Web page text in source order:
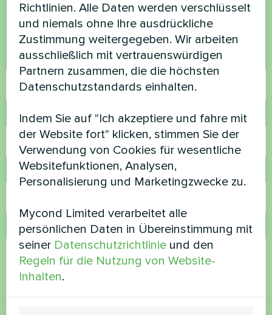
Kontaktieren Sie uns und wir werden Ihnen
helfen
Name
Rufnummer
E-Mail
Kommentar
Richtlinien. Alle Daten werden verschlüsselt
und niemals ohne Ihre ausdrückliche
Zustimmung weitergegeben. Wir arbeiten
ausschließlich mit vertrauenswürdigen
Partnern zusammen, die die höchsten
Datenschutzstandards einhalten.
Indem Sie auf "Ich akzeptiere und fahre mit
der Website fort" klicken, stimmen Sie der
Verwendung von Cookies für wesentliche
Websitefunktionen, Analysen,
Personalisierung und Marketingzwecke zu.
Mycond Limited verarbeitet alle
persönlichen Daten in Übereinstimmung mit
seiner Datenschutzrichtlinie und den
Regeln für die Nutzung von Website-
Inhalten.